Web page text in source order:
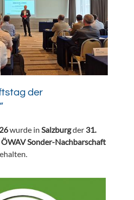
der
wurde in Salzburgder 31.
Sonder-Nachbarschaft